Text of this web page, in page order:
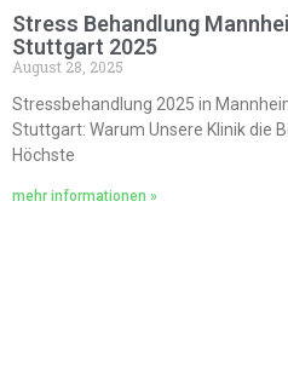
Stress Behandlung
Stuttgart 2025
August 28, 2025
Stressbehandlung 2025 in
Stuttgart: Warum Unsere Klinik die
Höchste
mehr informationen »